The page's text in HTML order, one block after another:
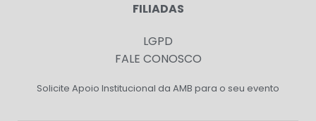
FILIADAS
LGPD
FALE CONOSCO
Solicite Apoio Institucional da AMB para o seu evento